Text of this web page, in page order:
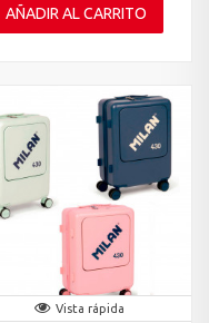
AÑADIR AL CARRITO
Vista rápida